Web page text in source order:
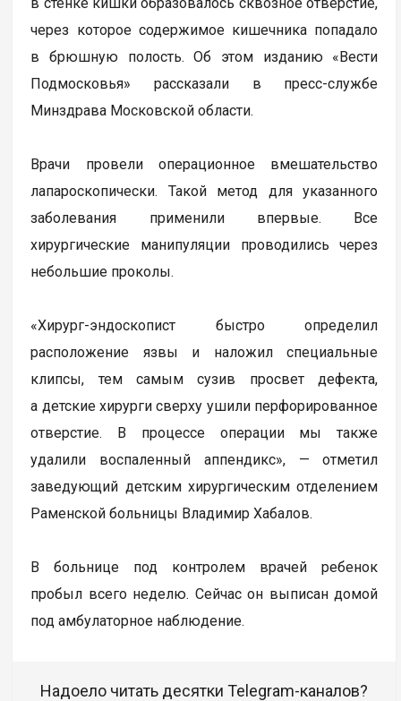
через которое содержимое кишечника попадало
в брюшную полость. Об этом изданию «Вести
Подмосковья» рассказали в пресс-службе
Минздрава Московской области.
Врачи провели операционное вмешательство
лапароскопически. Такой метод для указанного
заболевания применили впервые. Все
хирургические манипуляции проводились через
небольшие проколы.
«Хирург-эндоскопист быстро определил
расположение язвы и наложил специальные
клипсы, тем самым сузив просвет дефекта,
а детские хирурги сверху ушили перфорированное
отверстие. В процессе операции мы также
удалили воспаленный аппендикс», — отметил
заведующий детским хирургическим отделением
Раменской больницы Владимир Хабалов.
В больнице под контролем врачей ребенок
пробыл всего неделю. Сейчас он выписан домой
под амбулаторное наблюдение.
Надоело читать десятки Telegram-каналов?